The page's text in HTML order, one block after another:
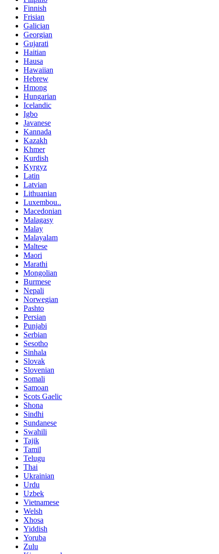
Finnish
Frisian
Galician
Georgian
Gujarati
Haitian
Hausa
Hawaiian
Hebrew
Hmong
Hungarian
Icelandic
Igbo
Javanese
Kannada
Kazakh
Khmer
Kurdish
Kyrgyz
Latin
Latvian
Lithuanian
Luxembou..
Macedonian
Malagasy
Malay
Malayalam
Maltese
Maori
Marathi
Mongolian
Burmese
Nepali
Norwegian
Pashto
Persian
Punjabi
Serbian
Sesotho
Sinhala
Slovak
Slovenian
Somali
Samoan
Scots Gaelic
Shona
Sindhi
Sundanese
Swahili
Tajik
Tamil
Telugu
Thai
Ukrainian
Urdu
Uzbek
Vietnamese
Welsh
Xhosa
Yiddish
Yoruba
Zulu